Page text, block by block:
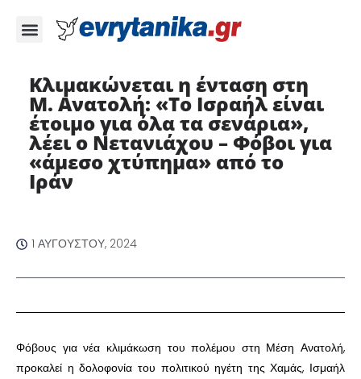
Κλιμακώνεται η ένταση στη
Μ. Ανατολή: «Το Ισραήλ είναι
έτοιμο για όλα τα σενάρια»,
λέει ο Νετανιάχου – Φόβοι για
«άμεσο χτύπημα» από το
Ιράν
1 ΑΥΓΟΎΣΤΟΥ, 2024
Φόβους για νέα κλιμάκωση του πολέμου στη Μέση Ανατολή,
προκαλεί η δολοφονία του πολιτικού ηγέτη της Χαμάς, Ισμαήλ